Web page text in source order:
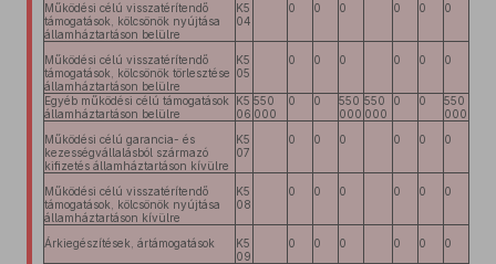
Működési célú visszatérítendő
támogatások, kölcsönök nyújtása
államháztartáson belülre
K5
04
0 0 0 0 0 0
Működési célú visszatérítendő
támogatások, kölcsönök törlesztése
államháztartáson belülre
K5
05
0 0 0 0 0 0
Egyéb működési célú támogatások
államháztartáson belülre
K5
06
550
000
0 0
550
000
550
000
0 0
550
000
Működési célú garancia- és
kezességvállalásból származó
kifizetés államháztartáson kívülre
K5
07
0 0 0 0 0 0
Működési célú visszatérítendő
támogatások, kölcsönök nyújtása
államháztartáson kívülre
K5
08
0 0 0 0 0 0
Árkiegészítések, ártámogatások
K5
09
0 0 0 0 0 0